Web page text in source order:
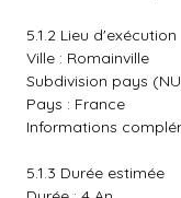
5.1.2 Lieu d'exécution
Ville : Romainville
Subdivision pays
Pays : France
Informations
5.1.3 Durée estimée